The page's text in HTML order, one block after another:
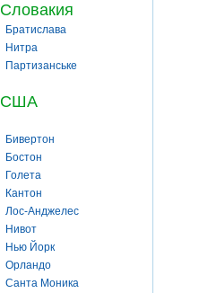
Словакия
Братислава
Нитра
Партизанське
США
Бивертон
Бостон
Голета
Кантон
Лос-Анджелес
Нивот
Нью Йорк
Орландо
Санта Моника